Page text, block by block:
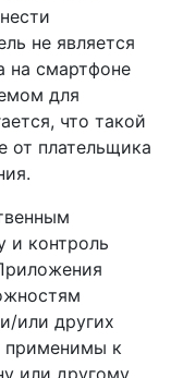
не является
на смартфоне
для
что такой
от плательщика
и контроль
или других
применимы к
или другому